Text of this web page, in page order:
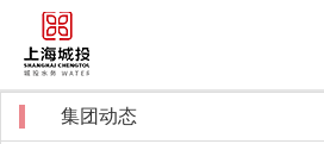
关于我们集团动态